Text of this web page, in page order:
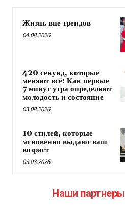
Жизнь вне трендов
04.08.2026
420 секунд, которые
меняют всё: Как первые
7 минут утра определяют
молодость и состояние
03.08.2026
10 стилей, которые
мгновенно выдают ваш
возраст
03.08.2026
Наши партнеры